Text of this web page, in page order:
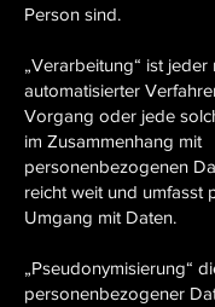
Person sind.
„Verarbeitung“ ist
automatisierter
Vorgang oder jede
im Zusammenhang mit
personenbezogenen
reicht weit und umfasst
Umgang mit Daten.
„Pseudonymisierung“
personenbezogener